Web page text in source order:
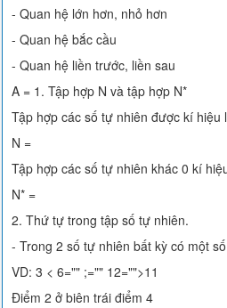
- Quan hệ lớn hơn, nhỏ hơn
- Quan hệ bắc cầu
- Quan hệ liền trước, liền sau
A = 1. Tập hợp N và tập hợp N*
Tập hợp các số tự nhiên được kí hiệu
N =
Tập hợp các số tự nhiên khác 0 kí
N* =
2. Thứ tự trong tập số tự nhiên.
- Trong 2 số tự nhiên bất kỳ có một
VD: 3 < 6="" ;="" 12="">11
Điểm 2 ở biên trái điểm 4